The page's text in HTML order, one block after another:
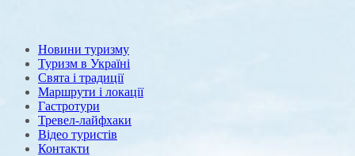
Новини туризму
Туризм в Україні
Свята і традиції
Маршрути і локації
Гастротури
Тревел-лайфхаки
Відео туристів
Контакти